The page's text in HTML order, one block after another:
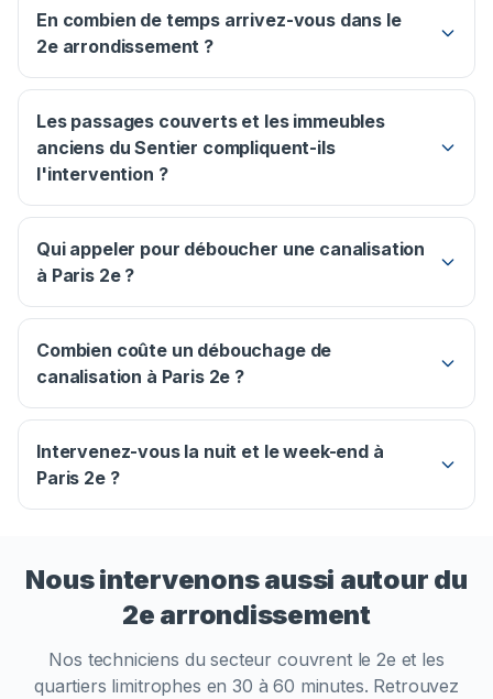
En combien de temps arrivez-vous dans le
2e arrondissement ?
Les passages couverts et les immeubles
anciens du Sentier compliquent-ils
l'intervention ?
Qui appeler pour déboucher une canalisation
à Paris 2e ?
Combien coûte un débouchage de
canalisation à Paris 2e ?
Intervenez-vous la nuit et le week-end à
Paris 2e ?
Nous intervenons aussi autour du
2e arrondissement
Nos techniciens du secteur couvrent le2e et les
quartiers limitrophes en 30 à 60 minutes. Retrouvez